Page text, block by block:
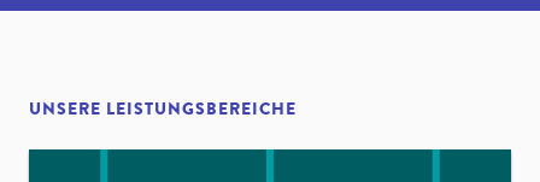
UNSERE LEISTUNGSBEREICHE